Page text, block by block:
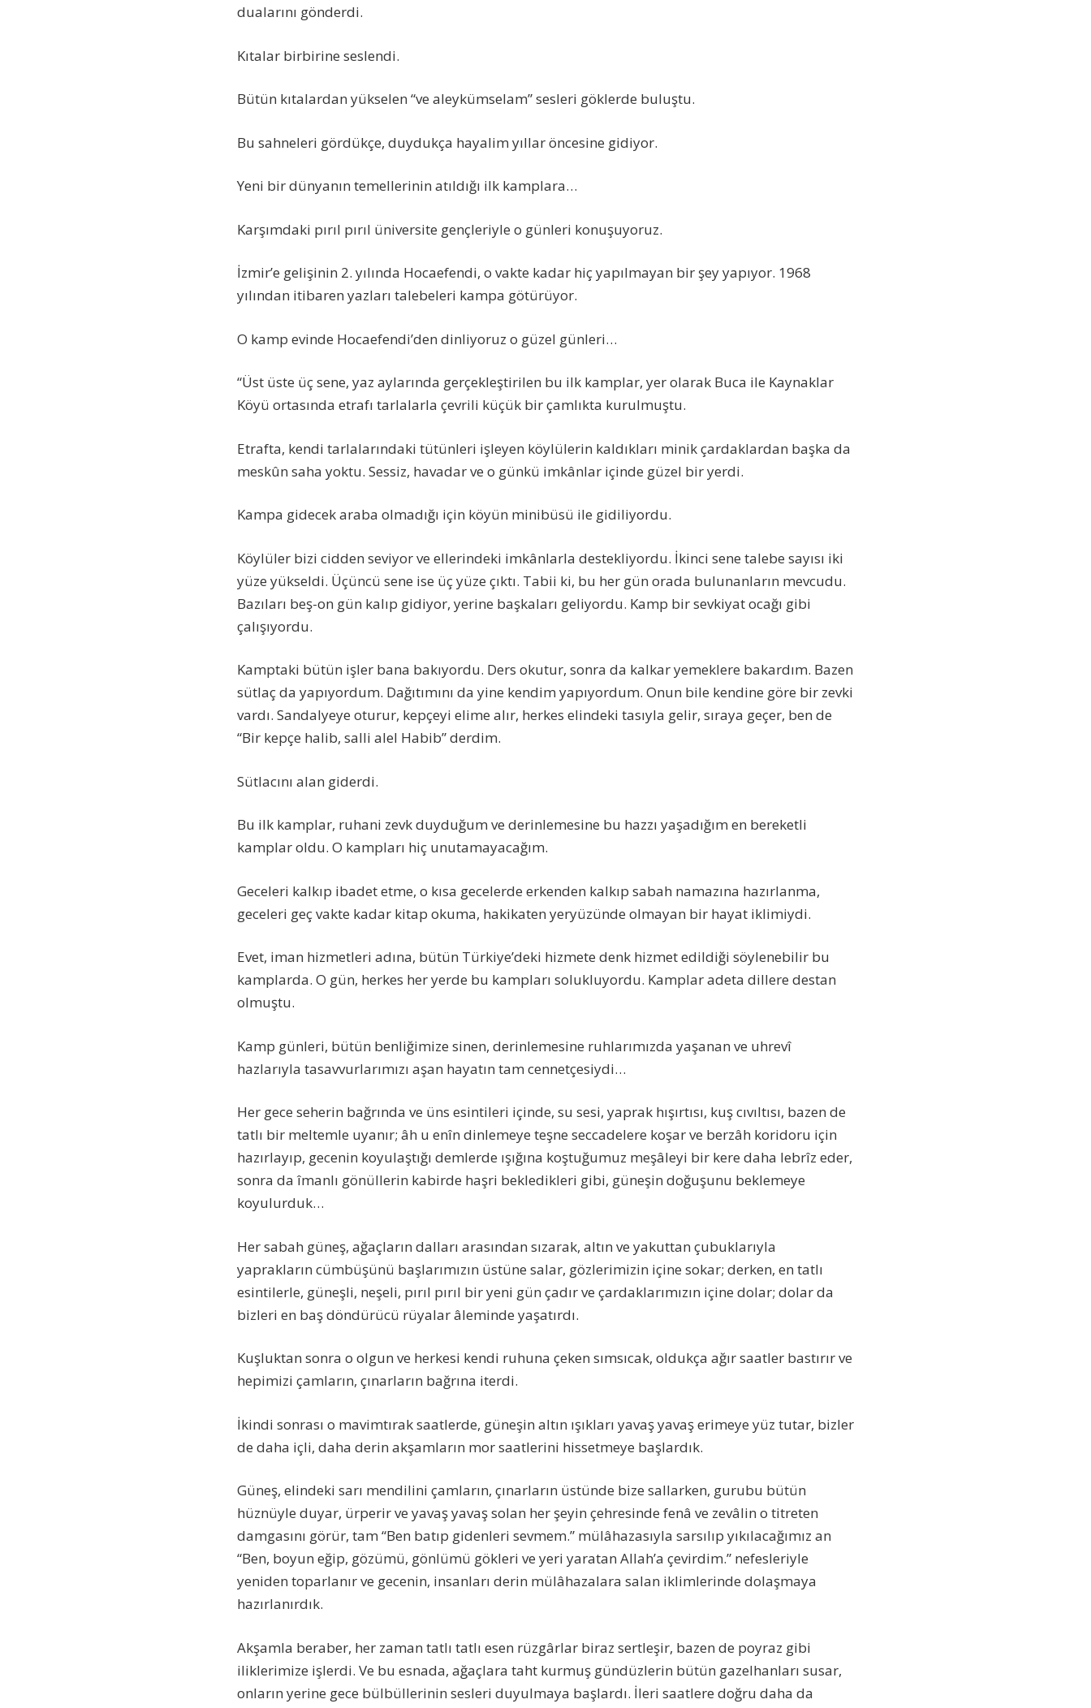
dualarını gönderdi.
Kıtalar birbirine seslendi.
Bütün kıtalardan yükselen “ve aleykümselam” sesleri göklerde buluştu.
Bu sahneleri gördükçe, duydukça hayalim yıllar öncesine gidiyor.
Yeni bir dünyanın temellerinin atıldığı ilk kamplara…
Karşımdaki pırıl pırıl üniversite gençleriyle o günleri konuşuyoruz.
İzmir’e gelişinin 2. yılında Hocaefendi, o vakte kadar hiç yapılmayan bir şey yapıyor. 1968
yılından itibaren yazları talebeleri kampa götürüyor.
O kamp evinde Hocaefendi’den dinliyoruz o güzel günleri…
“Üst üste üç sene, yaz aylarında gerçekleştirilen bu ilk kamplar, yer olarak Buca ile Kaynaklar
Köyü ortasında etrafı tarlalarla çevrili küçük bir çamlıkta kurulmuştu.
Etrafta, kendi tarlalarındaki tütünleri işleyen köylülerin kaldıkları minik çardaklardan başka da
meskûn saha yoktu. Sessiz, havadar ve o günkü imkânlar içinde güzel bir yerdi.
Kampa gidecek araba olmadığı için köyün minibüsü ile gidiliyordu.
Köylüler bizi cidden seviyor ve ellerindeki imkânlarla destekliyordu. İkinci sene talebe sayısı iki
yüze yükseldi. Üçüncü sene ise üç yüze çıktı. Tabii ki, bu her gün orada bulunanların mevcudu.
Bazıları beş-on gün kalıp gidiyor, yerine başkaları geliyordu. Kamp bir sevkiyat ocağı gibi
çalışıyordu.
Kamptaki bütün işler bana bakıyordu. Ders okutur, sonra da kalkar yemeklere bakardım. Bazen
sütlaç da yapıyordum. Dağıtımını da yine kendim yapıyordum. Onun bile kendine göre bir zevki
vardı. Sandalyeye oturur, kepçeyi elime alır, herkes elindeki tasıyla gelir, sıraya geçer, ben de
“Bir kepçe halib, salli alel Habib” derdim.
Sütlacını alan giderdi.
Bu ilk kamplar, ruhani zevk duyduğum ve derinlemesine bu hazzı yaşadığım en bereketli
kamplar oldu. O kampları hiç unutamayacağım.
Geceleri kalkıp ibadet etme, o kısa gecelerde erkenden kalkıp sabah namazına hazırlanma,
geceleri geç vakte kadar kitap okuma, hakikaten yeryüzünde olmayan bir hayat iklimiydi.
Evet, iman hizmetleri adına, bütün Türkiye’deki hizmete denk hizmet edildiği söylenebilir bu
kamplarda. O gün, herkes her yerde bu kampları solukluyordu. Kamplar adeta dillere destan
olmuştu.
Kamp günleri, bütün benliğimize sinen, derinlemesine ruhlarımızda yaşanan ve uhrevî
hazlarıyla tasavvurlarımızı aşan hayatın tam cennetçesiydi…
Her gece seherin bağrında ve üns esintileri içinde, su sesi, yaprak hışırtısı, kuş cıvıltısı, bazen de
tatlı bir meltemle uyanır; âh u enîn dinlemeye teşne seccadelere koşar ve berzâh koridoru için
hazırlayıp, gecenin koyulaştığı demlerde ışığına koştuğumuz meşâleyi bir kere daha lebrîz eder,
sonra da îmanlı gönüllerin kabirde haşri bekledikleri gibi, güneşin doğuşunu beklemeye
koyulurduk…
Her sabah güneş, ağaçların dalları arasından sızarak, altın ve yakuttan çubuklarıyla
yaprakların cümbüşünü başlarımızın üstüne salar, gözlerimizin içine sokar; derken, en tatlı
esintilerle, güneşli, neşeli, pırıl pırıl bir yeni gün çadır ve çardaklarımızın içine dolar; dolar da
bizleri en baş döndürücü rüyalar âleminde yaşatırdı.
Kuşluktan sonra o olgun ve herkesi kendi ruhuna çeken sımsıcak, oldukça ağır saatler bastırır ve
hepimizi çamların, çınarların bağrına iterdi.
İkindi sonrası o mavimtırak saatlerde, güneşin altın ışıkları yavaş yavaş erimeye yüz tutar, bizler
de daha içli, daha derin akşamların mor saatlerini hissetmeye başlardık.
Güneş, elindeki sarı mendilini çamların, çınarların üstünde bize sallarken, gurubu bütün
hüznüyle duyar, ürperir ve yavaş yavaş solan her şeyin çehresinde fenâ ve zevâlin o titreten
damgasını görür, tam “Ben batıp gidenleri sevmem.” mülâhazasıyla sarsılıp yıkılacağımız an
“Ben, boyun eğip, gözümü, gönlümü gökleri ve yeri yaratan Allah’a çevirdim.” nefesleriyle
yeniden toparlanır ve gecenin, insanları derin mülâhazalara salan iklimlerinde dolaşmaya
hazırlanırdık.
Akşamla beraber, her zaman tatlı tatlı esen rüzgârlar biraz sertleşir, bazen de poyraz gibi
iliklerimize işlerdi. Ve bu esnada, ağaçlara taht kurmuş gündüzlerin bütün gazelhanları susar,
onların yerine gece bülbüllerinin sesleri duyulmaya başlardı. İleri saatlere doğru daha da